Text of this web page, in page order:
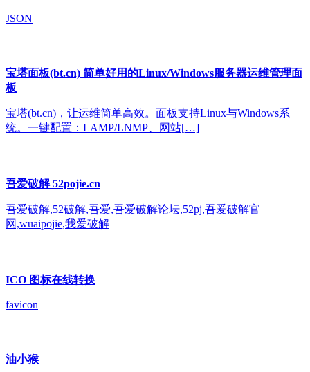
JSON
宝塔面板(bt.cn) 简单好用的Linux/Windows服务器运维管理面
板
宝塔(bt.cn)，让运维简单高效。面板支持Linux与Windows系
统。一键配置：LAMP/LNMP、网站[…]
吾爱破解 52pojie.cn
吾爱破解,52破解,吾爱,吾爱破解论坛,52pj,吾爱破解官
网,wuaipojie,我爱破解
ICO 图标在线转换
favicon
油小猴